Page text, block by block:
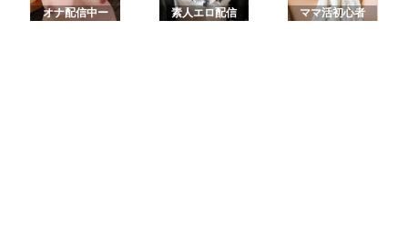
オナ配信中ー 素人エロ配信 ママ活初心者